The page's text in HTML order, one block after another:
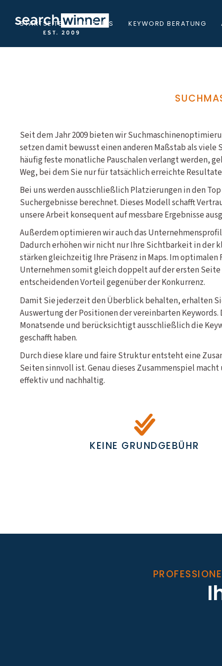
STARTSEITE ÜBER UNS KEYWORD BERATUNG
Seit dem Jahr 2009 bieten wir
setzen damit bewusst einen anderen Maßstab als viele
häufig feste monatliche Pauschalen verlangt werden,
Weg, bei dem Sie nur für tatsächlich erreichte
Bei uns werden ausschließlich Platzierungen in den Top
Suchergebnisse berechnet. Dieses Modell schafft
unsere Arbeit konsequent auf messbare Ergebnisse
Außerdem optimieren wir auch das Unternehmensprofil
Dadurch erhöhen wir nicht nur Ihre Sichtbarkeit in der
stärken gleichzeitig Ihre Präsenz in Maps. Im optimalen
Unternehmen somit gleich doppelt auf der ersten Seite
entscheidenden Vorteil gegenüber der Konkurrenz.
Damit Sie jederzeit den Überblick behalten, erhalten
Auswertung der Positionen der vereinbarten
Monatsende und berücksichtigt ausschließlich die
geschafft haben.
Durch diese klare und faire Struktur entsteht eine
Seiten sinnvoll ist. Genau dieses Zusammenspiel
effektiv und nachhaltig.
KEINE GRUNDGEBÜHR